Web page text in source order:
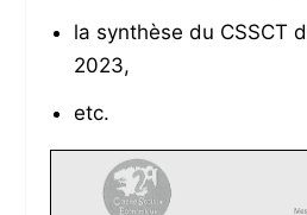
la synthèse du CSSCT
2023,
etc.